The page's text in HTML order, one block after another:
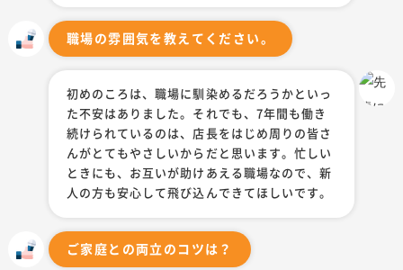
INTERVIEW
スタッフインタビュー
BRAND
ブランド紹介
RECRUIT
求人情報
中途採用 新卒採用
職場の雰囲気を教えてください。
初めのころは、職場に馴染めるだろうかといっ
た不安はありました。それでも、7年間も働き
続けられているのは、店長をはじめ周りの皆さ
んがとてもやさしいからだと思います。忙しい
ときにも、お互いが助けあえる職場なので、新
人の方も安心して飛び込んできてほしいです。
ご家庭との両立のコツは？